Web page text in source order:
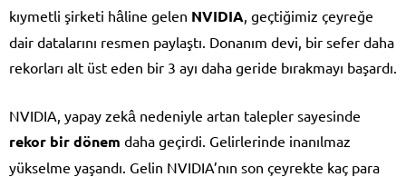
kıymetli şirketi hâline gelen NVIDIA , geçtiğimiz çeyreğe
dair datalarını resmen paylaştı. Donanım devi, bir sefer daha
rekorları alt üst eden bir 3 ayı daha geride bırakmayı başardı.
NVIDIA, yapay zekâ nedeniyle artan talepler sayesinde
rekor bir dönem daha geçirdi. Gelirlerinde inanılmaz
yükselme yaşandı. Gelin NVIDIA’nın son çeyrekte kaç para